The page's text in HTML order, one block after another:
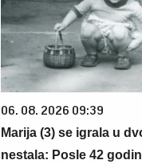
06. 08. 2026 09:39
Marija (3) se igrala u
nestala: Posle 42